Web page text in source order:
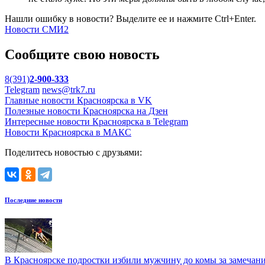
Нашли ошибку в новости? Выделите ее и нажмите Ctrl+Enter.
Новости СМИ2
Сообщите свою новость
8(391)2-900-333
Telegram news@trk7.ru
Главные новости Красноярска в VK
Полезные новости Красноярска на Дзен
Интересные новости Красноярска в Telegram
Новости Красноярска в МАКС
Поделитесь новостью с друзьями:
Последние новости
В Красноярске подростки избили мужчину до комы за